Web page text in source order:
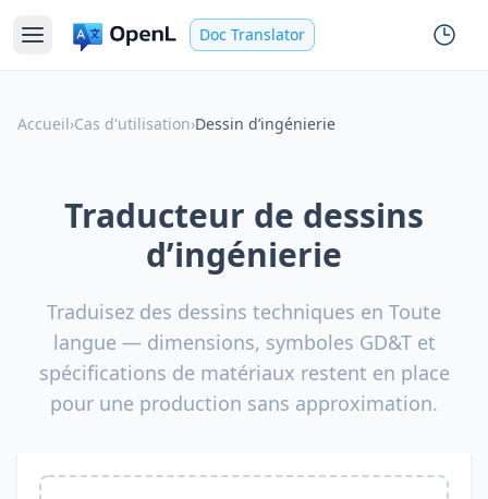
Doc Translator
Accueil›Cas d'utilisation›Dessin d’ingénierie
Traducteur de dessins
d’ingénierie
Traduisez des dessins techniques en Toute
langue — dimensions, symboles GD&T et
spécifications de matériaux restent en place
pour une production sans approximation.